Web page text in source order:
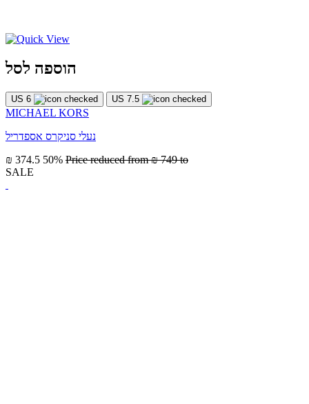
הוספה לסל
US 6 US 7.5
MICHAEL KORS
נעלי סניקרס אספדריל
₪ 374.5 50% Price reduced from₪ 749 to
SALE